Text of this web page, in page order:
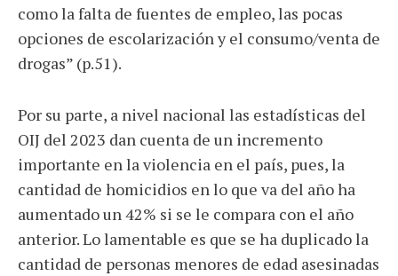
como la falta de fuentes de empleo, las pocas
opciones de escolarización y el consumo/venta de
drogas” (p.51).
Por su parte, a nivel nacional las estadísticas del
OIJ del 2023 dan cuenta de un incremento
importante en la violencia en el país, pues, la
cantidad de homicidios en lo que va del año ha
aumentado un 42% si se le compara con el año
anterior. Lo lamentable es que se ha duplicado la
cantidad de personas menores de edad asesinadas